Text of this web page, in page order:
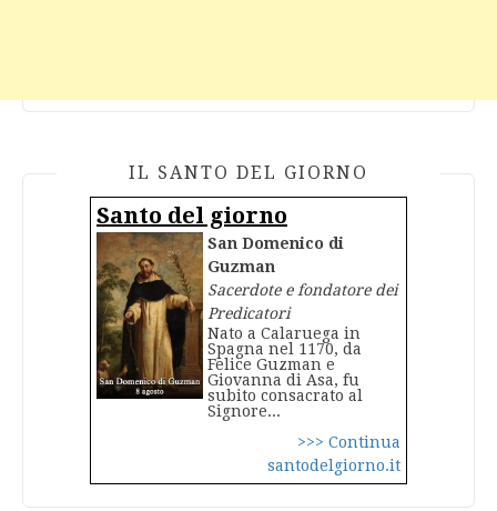
IL SANTO DEL GIORNO
Santo del giorno
San Domenico di
Guzman
Sacerdote e fondatore dei
Predicatori
Nato a Calaruega in
Spagna nel 1170, da
Felice Guzman e
Giovanna di Asa, fu
subito consacrato al
Signore...
>>> Continua
santodelgiorno.it